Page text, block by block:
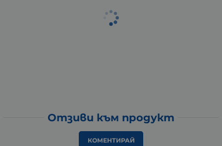
Отзиви към продукт
КОМЕНТИРАЙ